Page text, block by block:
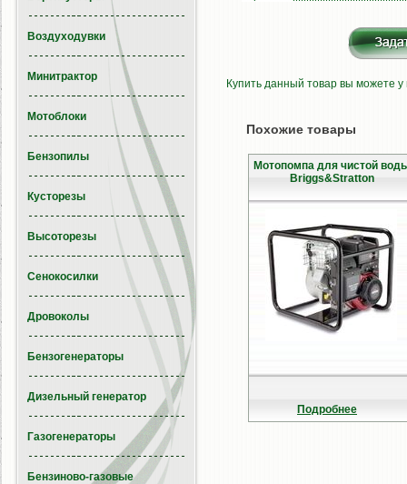
Купить данный товар вы можете
Похожие товары
Мотопомпа для чистой
Briggs&Stratton
Подробнее
Воздуходувки
Минитрактор
Мотоблоки
Бензопилы
Кусторезы
Высоторезы
Сенокосилки
Дровоколы
Бензогенераторы
Дизельный генератор
Газогенераторы
Бензиново-газовые